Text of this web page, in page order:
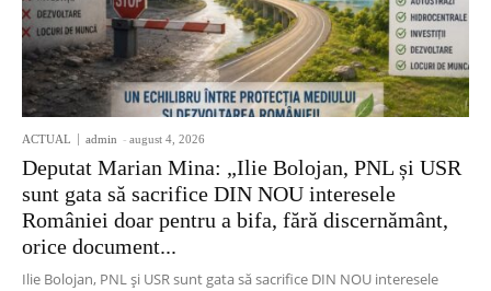
ACTUAL admin - august 4, 2026
Deputat Marian Mina: „Ilie Bolojan, PNL și USR
sunt gata să sacrifice DIN NOU interesele
României doar pentru a bifa, fără discernământ,
orice document...
Ilie Bolojan, PNL și USR sunt gata să sacrifice DIN NOU interesele